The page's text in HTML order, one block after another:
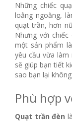
Những chiếc
loằng ngoằng,
quạt trần, hơn
Nhưng với
một sản phẩm
yêu cầu vừa
sẽ giúp bạn tiết
sao bạn lại
Phù hợp
Quạt trần đèn